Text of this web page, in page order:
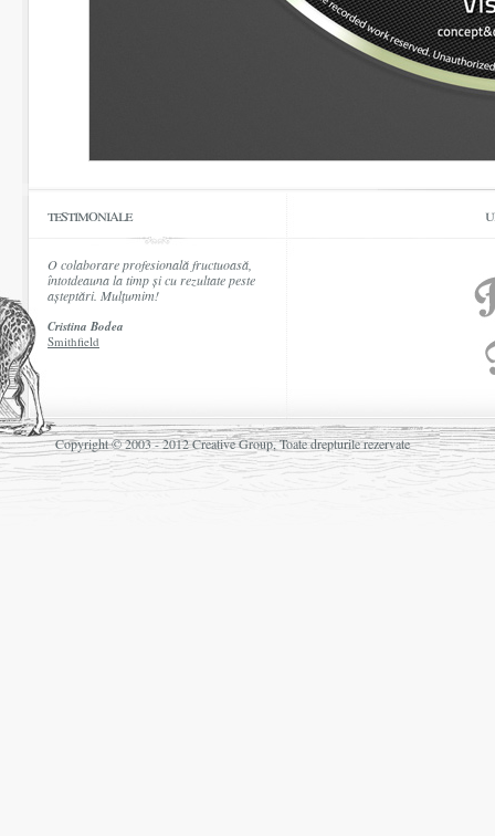
testimoniale
O colaborare profesională fructuoasă,
întotdeauna la timp și cu rezultate peste
așteptări. Mulțumim!
Cristina Bodea
Smithfield
Copyright © 2003 - 2012 Creative Group, Toate drepturile rezervate